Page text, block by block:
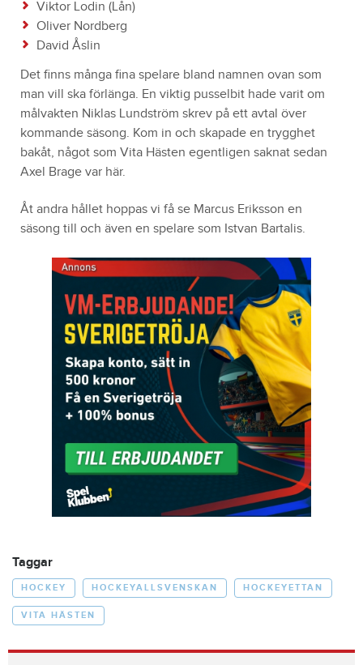
Viktor Lodin (Lån)
Oliver Nordberg
David Åslin
Det finns många fina spelare bland namnen ovan som
man vill ska förlänga. En viktig pusselbit hade varit om
målvakten Niklas Lundström skrev på ett avtal över
kommande säsong. Kom in och skapade en trygghet
bakåt, något som Vita Hästen egentligen saknat sedan
Axel Brage var här.
Åt andra hållet hoppas vi få se Marcus Eriksson en
säsong till och även en spelare som Istvan Bartalis.
Taggar
HOCKEY HOCKEYALLSVENSKAN HOCKEYETTAN
VITA HÄSTEN